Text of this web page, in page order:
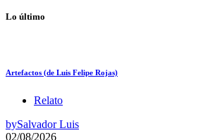
Lo último
Artefactos (de Luis Felipe Rojas)
Relato
bySalvador Luis
02/08/2026